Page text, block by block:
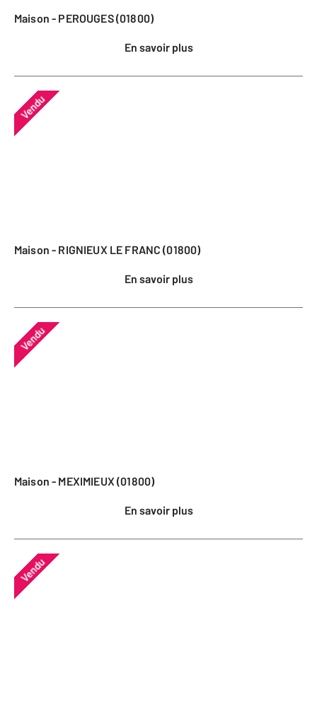
Maison - PEROUGES (01800)
En savoir plus
Vendu
Maison - RIGNIEUX LE FRANC (01800)
En savoir plus
Vendu
Maison - MEXIMIEUX (01800)
En savoir plus
Vendu